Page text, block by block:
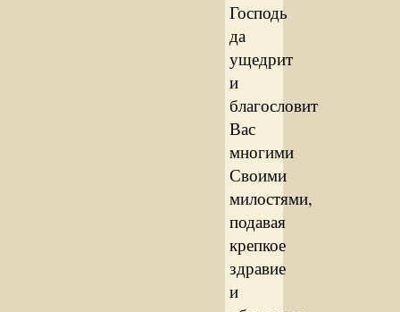
Господь
да
ущедрит
и
благословит
Вас
многими
Своими
милостями,
подавая
крепкое
здравие
и